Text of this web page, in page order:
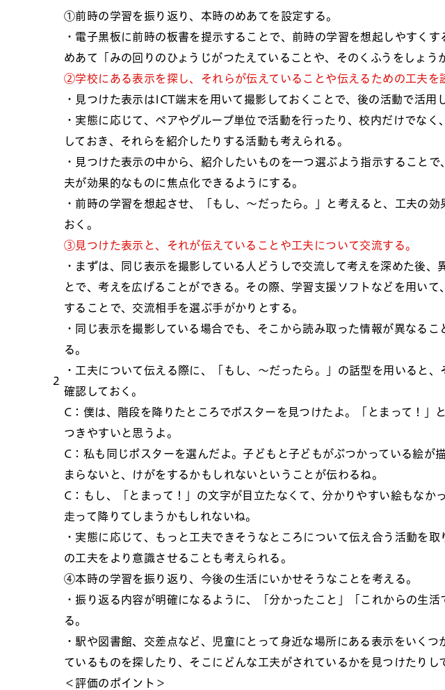
2
①前時の学習を振り返り、本時のめあてを設定する。
・電子黒板に前時の板書を提示することで、前時の学習を想起しやすくす
めあて「みの回りのひょうじがつたえていることや、そのくふうをしょう
②学校にある表示を探し、それらが伝えていることや伝えるための工夫を
・見つけた表示はICT端末を用いて撮影しておくことで、後の活動で活用
・実態に応じて、ペアやグループ単位で活動を行ったり、校内だけでな
しておき、それらを紹介したりする活動も考えられる。
・見つけた表示の中から、紹介したいものを一つ選ぶよう指示すること
夫が効果的なものに焦点化できるようにする。
・前時の学習を想起させ、「もし、～だったら。」と考えると、工夫の
おく。
③見つけた表示と、それが伝えていることや工夫について交流する。
・まずは、同じ表示を撮影している人どうしで交流して考えを深めた後、
とで、考えを広げることができる。その際、学習支援ソフトなどを用い
することで、交流相手を選ぶ手がかりとする。
・同じ表示を撮影している場合でも、そこから読み取った情報が異なる
る。
・工夫について伝える際に、「もし、～だったら。」の話型を用いると
確認しておく。
C：僕は、階段を降りたところでポスターを見つけたよ。「とまって！」
つきやすいと思うよ。
C：私も同じポスターを選んだよ。子どもと子どもがぶつかっている絵が
まらないと、けがをするかもしれないということが伝わるね。
C：もし、「とまって！」の文字が目立たなくて、分かりやすい絵もなか
走って降りてしまうかもしれないね。
・実態に応じて、もっと工夫できそうなところについて伝え合う活動を
の工夫をより意識させることも考えられる。
④本時の学習を振り返り、今後の生活にいかせそうなことを考える。
・振り返る内容が明確になるように、「分かったこと」「これからの生
る。
・駅や図書館、交差点など、児童にとって身近な場所にある表示をいく
ているものを探したり、そこにどんな工夫がされているかを見つけたりし
＜評価のポイント＞